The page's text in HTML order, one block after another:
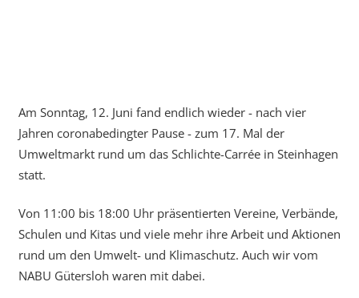
Am Sonntag, 12. Juni fand endlich wieder - nach vier
Jahren coronabedingter Pause - zum 17. Mal der
Umweltmarkt rund um das Schlichte-Carrée in Steinhagen
statt.
Von 11:00 bis 18:00 Uhr präsentierten Vereine, Verbände,
Schulen und Kitas und viele mehr ihre Arbeit und Aktionen
rund um den Umwelt- und Klimaschutz. Auch wir vom
NABU Gütersloh waren mit dabei.